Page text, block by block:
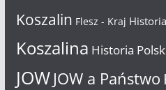
Koszalin Flesz - Kraj Historia
Koszalina Historia
JOW JOW a Państwo